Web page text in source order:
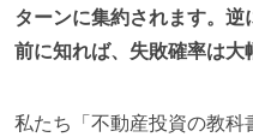
ターンに集約されます。
前に知れば、失敗確率は大
私たち「不動産投資の教